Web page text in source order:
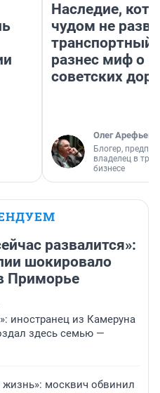
Наследие,
чудом не
транспортный
разнес миф о
советских
Олег Арефьев
Блогер,
владелец в
бизнесе
развалится»:
шокировало
Приморье
иностранец из Камеруна
здесь семью —
жизнь»: москвич обвинил